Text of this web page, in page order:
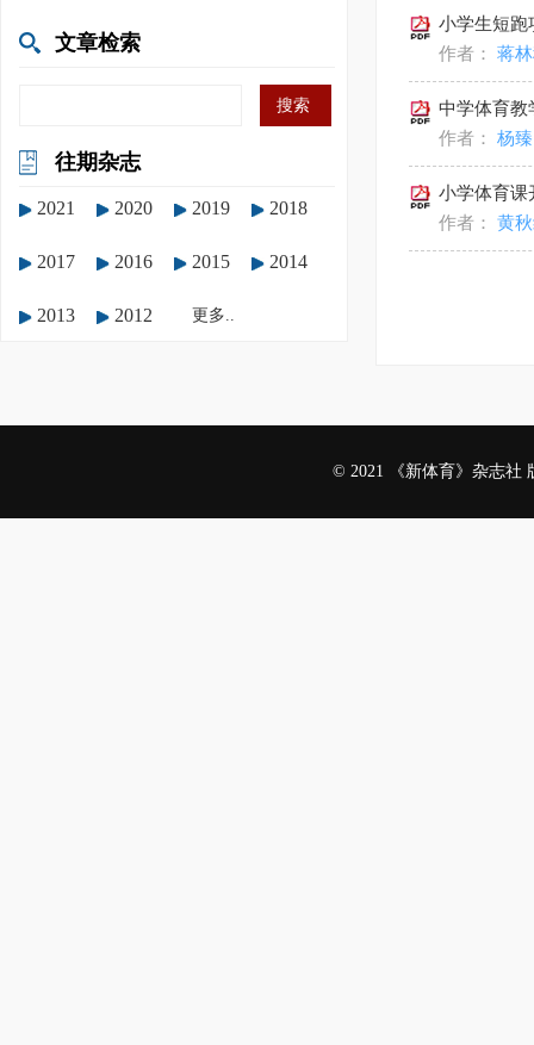
文章检索
往期杂志
2021 2020 2019 2018
2017 2016 2015 2014
2013 2012 更多..
小学生短
作者： 蒋
中学体育教
作者： 杨
小学体育课
作者： 黄
© 2021 《新体育》杂志